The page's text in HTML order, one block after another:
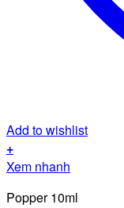
Add to wishlist
+
Xem nhanh
Popper 10ml